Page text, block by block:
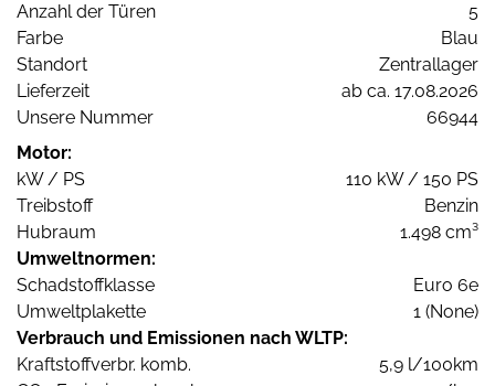
Anzahl der Türen
5
Farbe
Blau
Standort
Zentrallager
Lieferzeit
ab ca. 17.08.2026
Unsere Nummer
66944
Motor:
kW / PS
110 kW / 150 PS
Treibstoff
Benzin
Hubraum
1.498 cm³
Umweltnormen:
Schadstoffklasse
Euro 6e
Umweltplakette
1 (None)
Verbrauch und Emissionen nach WLTP:
Kraftstoffverbr. komb.
5,9 l/100km